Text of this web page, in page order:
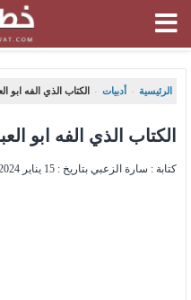
الرئيسية ، أدبيات ، الكتاب الذي الفه ابو
الكتاب الذي الفه ابو
كتابة : سارة الزعبي بتاريخ : 15 يناير 2024 , 14:52